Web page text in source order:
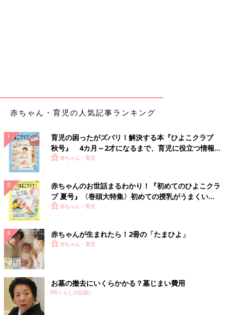
赤ちゃん・育児の人気記事ランキング
育児の困ったがズバリ！解決する本『ひよこクラブ
秋号』 4カ月～2才になるまで、育児に役立つ情報が
いっぱい！
赤ちゃん・育児
赤ちゃんのお世話まるわかり！『初めてのひよこクラ
ブ 夏号』〈巻頭大特集〉初めての授乳がうまくい
く！ おっぱい・ミルクの基本と夏のトラブル 解決テ
赤ちゃん・育児
赤ちゃんが生まれたら！2冊の「たまひよ」
赤ちゃん・育児
お墓の撤去にいくらかかる？墓じまい費用
PR(くらしの話題)